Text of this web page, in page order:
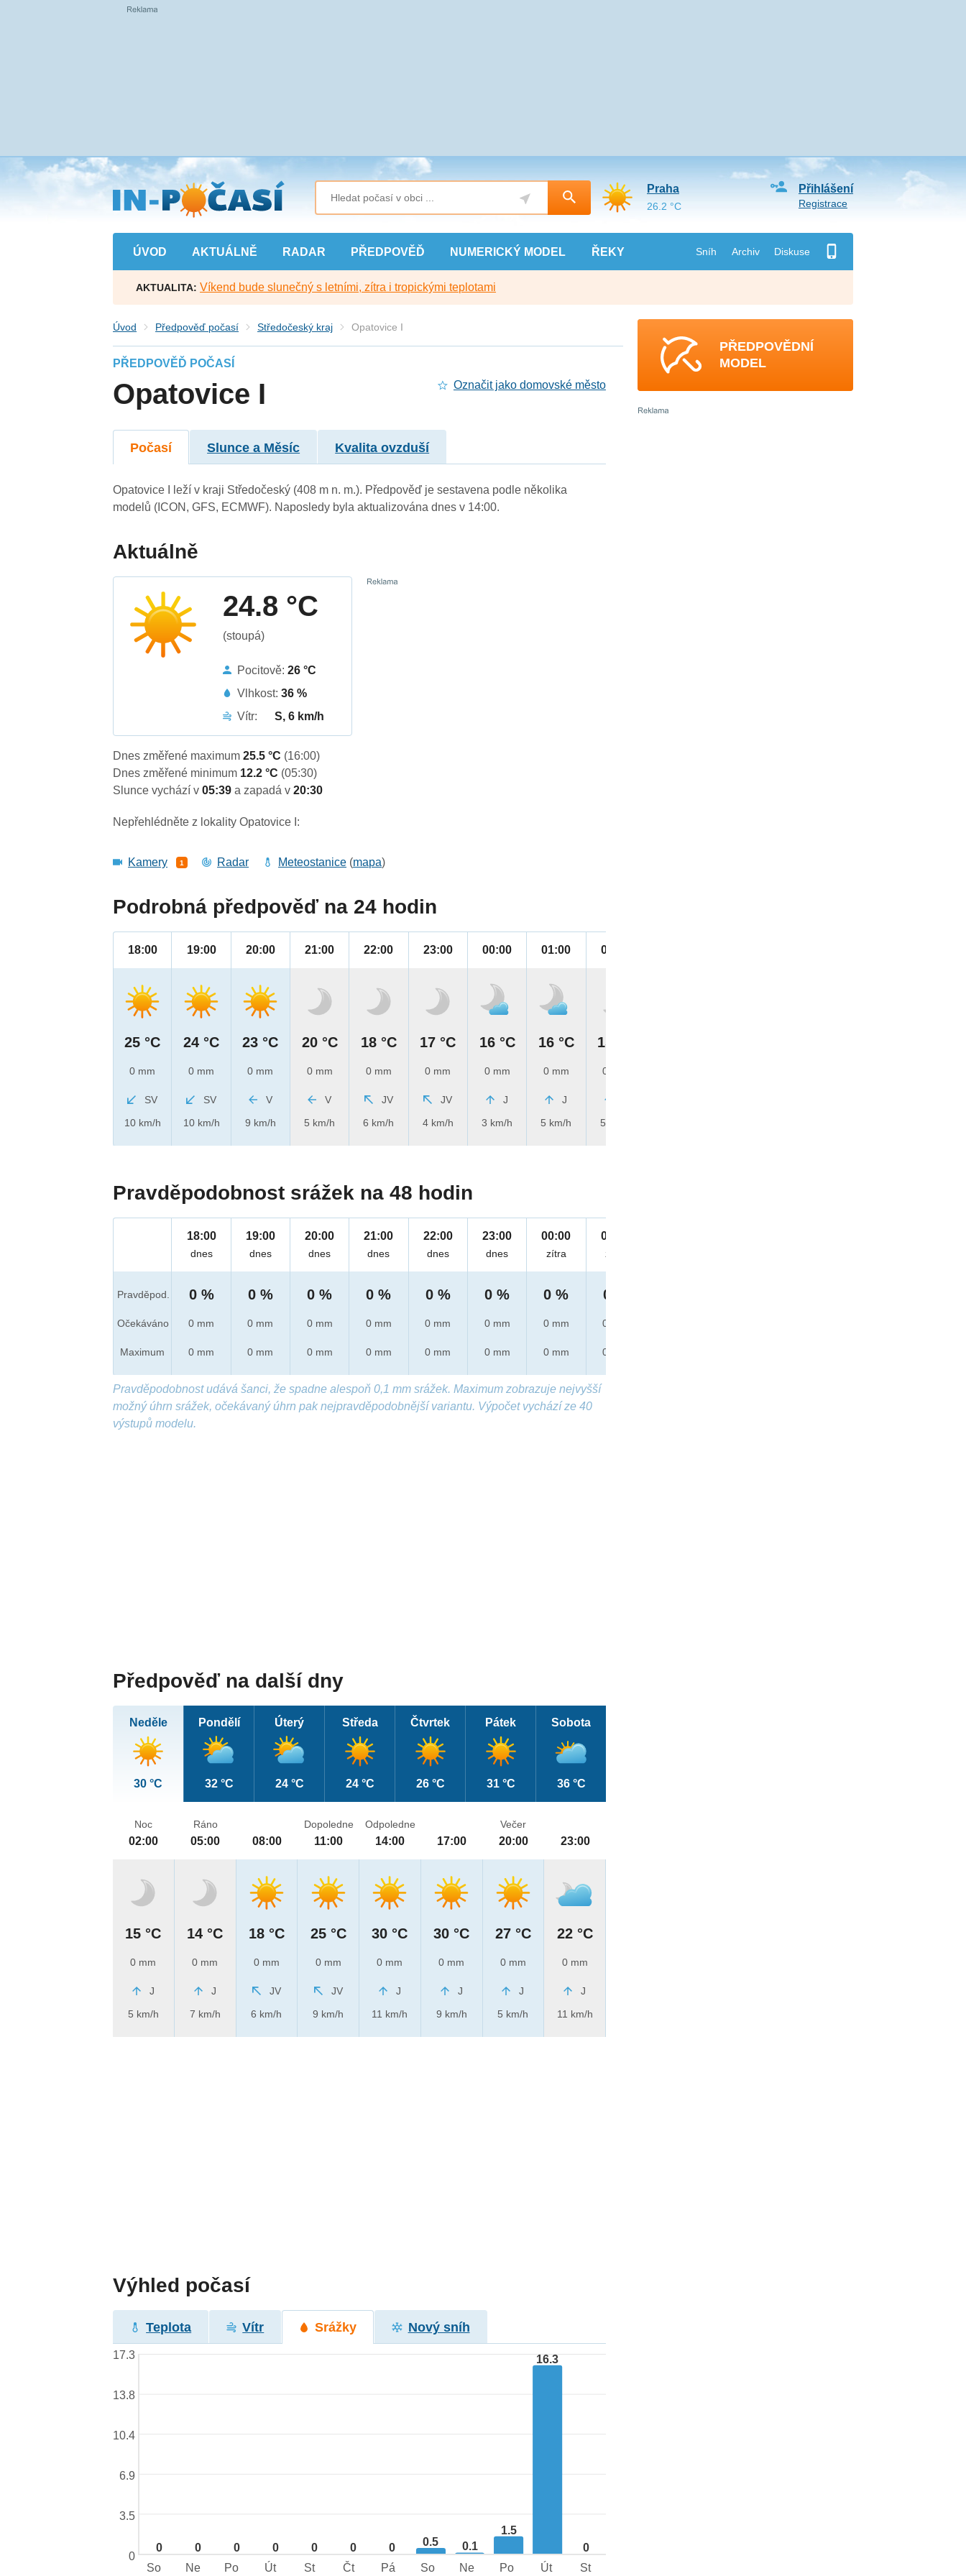
Přejít
na
hlavní
obsah
ÚVOD AKTUÁLNĚ RADAR PŘEDPOVĚĎ NUMERICKÝ MODEL ŘEKY Sníh Archiv Diskuse
Přihlášení
Registrace
Praha
26.2 °C
AKTUALITA: Víkend bude slunečný s letními, zítra i tropickými teplotami
Úvod Předpověď počasí Středočeský kraj Opatovice I
PŘEDPOVĚĎ POČASÍ
Opatovice I Označit jako domovské město
Počasí Slunce a Měsíc Kvalita ovzduší
Opatovice I leží v kraji Středočeský (408 m n. m.). Předpověď je sestavena podle několika
modelů (ICON, GFS, ECMWF). Naposledy byla aktualizována dnes v 14:00.
Aktuálně
24.8 °C
(stoupá)
Pocitově:26 °C
Vlhkost:36 %
Vítr:
S, 6 km/h
Dnes změřené maximum25.5 °C (16:00)
Dnes změřené minimum 12.2 °C (05:30)
Slunce vychází v05:39a zapadá v20:30
Nepřehlédněte z lokality Opatovice I:
Kamery 1 Radar Meteostanice (mapa)
Podrobná předpověď na 24 hodin
18:00
25 °C
0 mm
SV
10 km/h
19:00
24 °C
0 mm
SV
10 km/h
20:00
23 °C
0 mm
V
9 km/h
21:00
20 °C
0 mm
V
5 km/h
22:00
18 °C
0 mm
JV
6 km/h
23:00
17 °C
0 mm
JV
4 km/h
00:00
16 °C
0 mm
J
3 km/h
01:00
16 °C
0 mm
J
5 km/h
02:00
15 °C
0 mm
5 km/h
Pravděpodobnost srážek na 48 hodin
Pravděpod.
Očekáváno
Maximum
18:00
dnes
0 %
0 mm
0 mm
19:00
dnes
0 %
0 mm
0 mm
20:00
dnes
0 %
0 mm
0 mm
21:00
dnes
0 %
0 mm
0 mm
22:00
dnes
0 %
0 mm
0 mm
23:00
dnes
0 %
0 mm
0 mm
00:00
zítra
0 %
0 mm
0 mm
01:00
zítra
0 %
0 mm
0 mm
Pravděpodobnost udává šanci, že spadne alespoň 0,1 mm srážek. Maximum zobrazuje nejvyšší
možný úhrn srážek, očekávaný úhrn pak nejpravděpodobnější variantu. Výpočet vychází ze 40
výstupů modelu.
Předpověď na další dny
Neděle
30 °C
Pondělí
32 °C
Úterý
24 °C
Středa
24 °C
Čtvrtek
26 °C
Pátek
31 °C
Sobota
36 °C
Noc
02:00
15 °C
0 mm
J
5 km/h
Ráno
05:00
14 °C
0 mm
J
7 km/h
08:00
18 °C
0 mm
JV
6 km/h
Dopoledne
11:00
25 °C
0 mm
JV
9 km/h
Odpoledne
14:00
30 °C
0 mm
J
11 km/h
17:00
30 °C
0 mm
J
9 km/h
Večer
20:00
27 °C
0 mm
J
5 km/h
23:00
22 °C
0 mm
J
11 km/h
Výhled počasí
Teplota Vítr Srážky Nový sníh
0 0 0 0 0 0 0 0.5 0.1
1.5
16.3
0
17.3
13.8
10.4
6.9
3.5
0
So
Ne Po Út St Čt Pá So Ne Po Út St
PŘEDPOVĚDNÍ
MODEL